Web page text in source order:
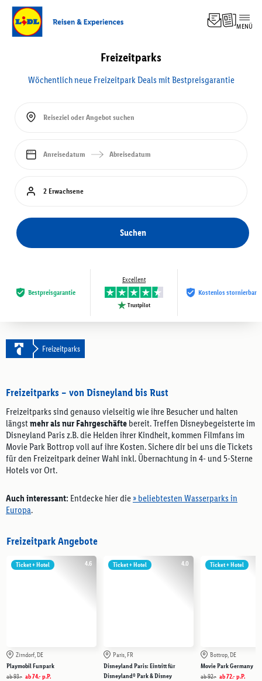
MENÜ
Freizeitparks
Wöchentlich neue Freizeitpark Deals mit Bestpreisgarantie
Reiseziel oder Angebot suchen
Anreisedatum Abreisedatum
2 Erwachsene
Suchen
Bestpreis­garantie
Excellent
Trustpilot
Kostenlos stornierbar
Freizeitparks
Freizeitparks – von Disneyland bis Rust
Freizeitparks sind genauso vielseitig wie ihre Besucher und halten
längst mehr als nur Fahrgeschäfte bereit. Treffen Disneybegeisterte im
Disneyland Paris z.B. die Helden ihrer Kindheit, kommen Filmfans im
Movie Park Bottrop voll auf ihre Kosten. Sichere dir bei uns die Tickets
für den Freizeitpark deiner Wahl inkl. Übernachtung in 4- und 5-Sterne
Hotels vor Ort.
Auch interessant: Entdecke hier die » beliebtesten Wasserparks in
Europa.
Freizeitpark Angebote
4.6
Ticket + Hotel
Zirndorf, DE
Playmobil Funpark
ab93.- ab74.- p.P.
4.0
Ticket + Hotel
Paris, FR
Disneyland Paris: Eintritt für
Disneyland® Park & Disney
Ticket + Hotel
Bottrop, DE
Movie Park Germany
ab92.- ab72.- p.P.